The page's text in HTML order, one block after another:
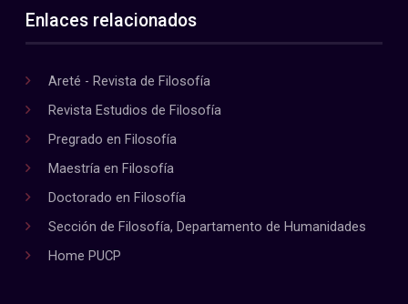
Enlaces relacionados
Areté - Revista de Filosofía
Revista Estudios de Filosofía
Pregrado en Filosofía
Maestría en Filosofía
Doctorado en Filosofía
Sección de Filosofía, Departamento de Humanidades
Home PUCP